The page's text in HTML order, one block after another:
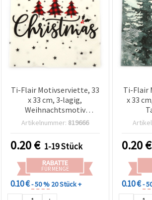
Ti-Flair Motivserviette, 33
x 33 cm, 3‑lagig,
Weihnachtsmotiv
rot‑schwarz, für Basteln
Artikelnummer: 819666
0.20€ 1-19 Stück
RABATTE
FÜR MENGE
0.10 €- 50 % 20 Stück +
Ti-Flair
x 33
0.20€
0.10 €-